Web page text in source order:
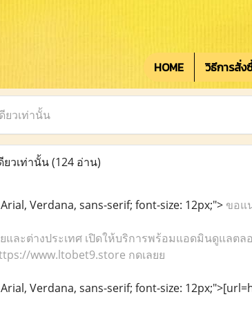
HOME วิธีการสั่ง
ยวเท่านั้น
ยวเท่านั้น(124 อ่าน)
Verdana, sans-serif; font-size: 12px;">ขอแ
และต่างประเทศ เปิดให้บริการพร้อมแอดมินดูแลตล
www.ltobet9.store กดเลยย
Verdana, sans-serif; font-size: